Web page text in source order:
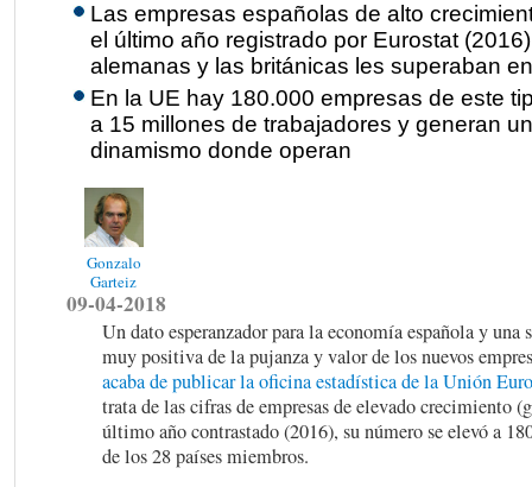
Las empresas españolas de alto
el último año registrado por Eurostat
alemanas y las británicas les superaban
En la UE hay 180.000 empresas de este
a 15 millones de trabajadores y generan
dinamismo donde operan
Gonzalo
Garteiz
09-04-2018
Un dato esperanzador para la economía española y una
muy positiva de la pujanza y valor de los nuevos
acaba de publicar la oficina estadística de la Unión
trata de las cifras de empresas de elevado crecimiento
último año contrastado (2016), su número se elevó a
de los 28 países miembros.